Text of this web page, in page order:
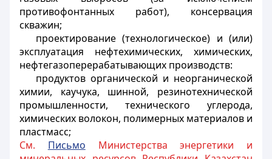
противофонтанных работ), консервация
скважин;
проектирование (технологическое) и (или)
эксплуатация нефтехимических, химических,
нефтегазоперерабатывающих производств:
продуктов органической и неорганической
химии, каучука, шинной, резинотехнической
промышленности, технического углерода,
химических волокон, полимерных материалов и
пластмасс;
См. Письмо Министерства энергетики и